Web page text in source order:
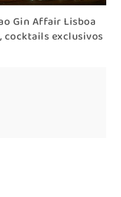
Gin Affair Lisboa
cocktails exclusivos